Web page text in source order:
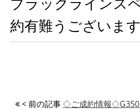
約有難うございます
< 前の記事◇ご成約情報